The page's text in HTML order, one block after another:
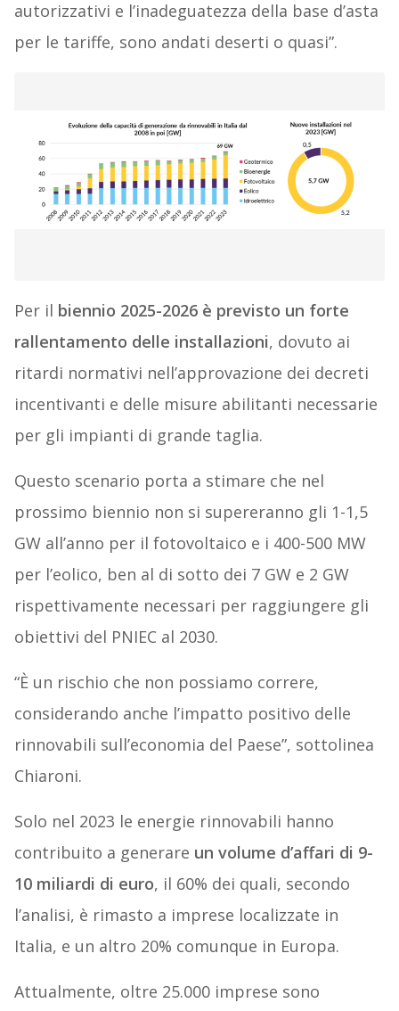
autorizzativi e l’inadeguatezza della base d’asta
per le tariffe, sono andati deserti o quasi”.
Per il biennio 2025-2026 è previsto un forte
rallentamento delle installazioni, dovuto ai
ritardi normativi nell’approvazione dei decreti
incentivanti e delle misure abilitanti necessarie
per gli impianti di grande taglia.
Questo scenario porta a stimare che nel
prossimo biennio non si supereranno gli 1-1,5
GW all’anno per il fotovoltaico e i 400-500 MW
per l’eolico, ben al di sotto dei 7 GW e 2 GW
rispettivamente necessari per raggiungere gli
obiettivi del PNIEC al 2030.
“È un rischio che non possiamo correre,
considerando anche l’impatto positivo delle
rinnovabili sull’economia del Paese”, sottolinea
Chiaroni.
Solo nel 2023 le energie rinnovabili hanno
contribuito a generare un volume d’affari di 9-
10 miliardi di euro, il 60% dei quali, secondo
l’analisi, è rimasto a imprese localizzate in
Italia, e un altro 20% comunque in Europa.
Attualmente, oltre 25.000 imprese sono